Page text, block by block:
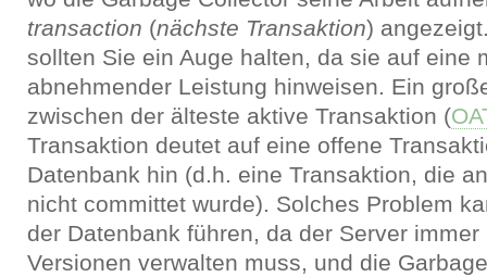
transaction (nächste Transaktion)
sollten Sie ein Auge halten, da sie auf eine
abnehmender Leistung hinweisen. Ein
zwischen der älteste aktive Transaktion (
Transaktion deutet auf eine offene
Datenbank hin (d.h. eine Transaktion, die
nicht committet wurde). Solches Problem
der Datenbank führen, da der Server
Versionen verwalten muss, und die